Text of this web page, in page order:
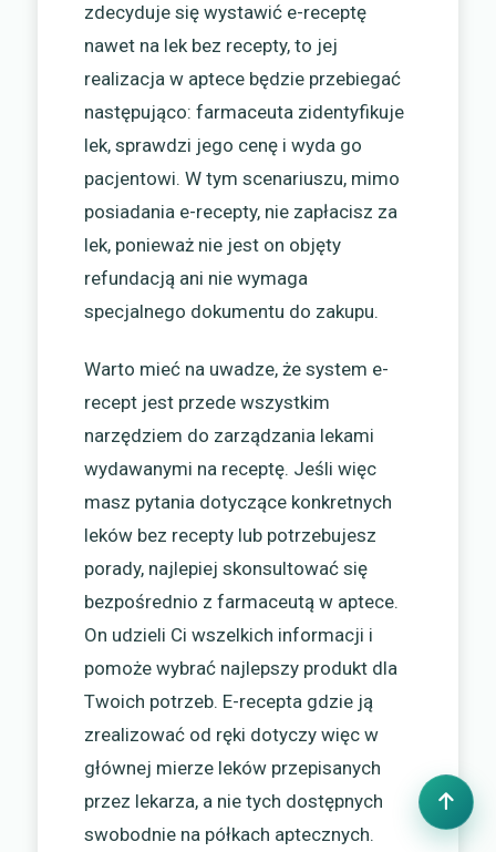
zdecyduje się wystawić e-receptę
nawet na lek bez recepty, to jej
realizacja w aptece będzie przebiegać
następująco: farmaceuta zidentyfikuje
lek, sprawdzi jego cenę i wyda go
pacjentowi. W tym scenariuszu, mimo
posiadania e-recepty, nie zapłacisz za
lek, ponieważ nie jest on objęty
refundacją ani nie wymaga
specjalnego dokumentu do zakupu.
Warto mieć na uwadze, że system e-
recept jest przede wszystkim
narzędziem do zarządzania lekami
wydawanymi na receptę. Jeśli więc
masz pytania dotyczące konkretnych
leków bez recepty lub potrzebujesz
porady, najlepiej skonsultować się
bezpośrednio z farmaceutą w aptece.
On udzieli Ci wszelkich informacji i
pomoże wybrać najlepszy produkt dla
Twoich potrzeb. E-recepta gdzie ją
zrealizować od ręki dotyczy więc w
głównej mierze leków przepisanych
przez lekarza, a nie tych dostępnych
swobodnie na półkach aptecznych.